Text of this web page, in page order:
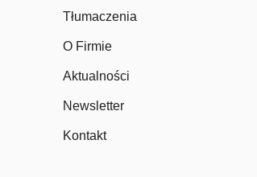
Tłumaczenia
O Firmie
Aktualności
Newsletter
Kontakt